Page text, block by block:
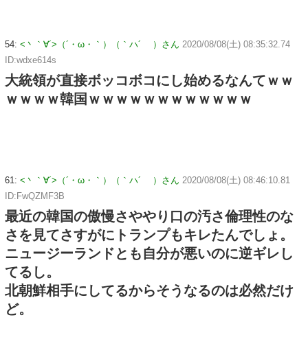
54: <丶｀∀´>（´・ω・｀）（｀ハ´ ）さん 2020/08/08(土) 08:35:32.74
ID:wdxe614s
大統領が直接ボッコボコにし始めるなんてｗｗ
ｗｗｗｗ韓国ｗｗｗｗｗｗｗｗｗｗｗｗ
61: <丶｀∀´>（´・ω・｀）（｀ハ´ ）さん 2020/08/08(土) 08:46:10.81
ID:FwQZMF3B
最近の韓国の傲慢さややり口の汚さ倫理性のな
さを見てさすがにトランプもキレたんでしょ。
ニュージーランドとも自分が悪いのに逆ギレし
てるし。
北朝鮮相手にしてるからそうなるのは必然だけ
ど。